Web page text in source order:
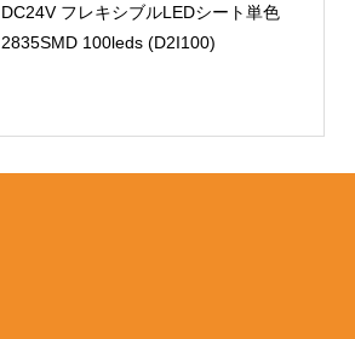
DC24V フレキシブルLEDシート単色
2835SMD 100leds (D2I100)